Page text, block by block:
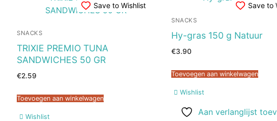
Save to Wishlist
SNACKS
TRIXIE PREMIO TUNA
SANDWICHES 50 GR
€2.59
Toevoegen aan winkelwagen
Wishlist
Save to
SNACKS
Hy-gras 150 g Natuur
€3.90
Toevoegen aan winkelwagen
Wishlist
Aan verlanglijst